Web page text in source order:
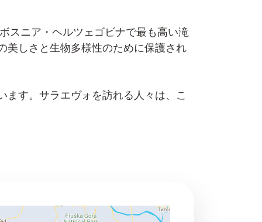
スニア・ヘルツェゴビナで最も高い滝
美しさと生物多様性のために保護され
す。サラエヴォを訪れる人々は、こ